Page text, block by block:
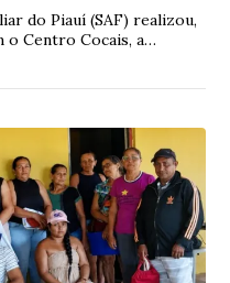
do Piauí (SAF) realizou,
o Centro Cocais, a